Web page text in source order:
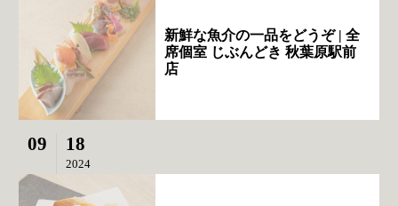
新鮮な魚介の一品をどうぞ | 全
席個室 じぶんどき 秋葉原駅前
店
09 18
2024